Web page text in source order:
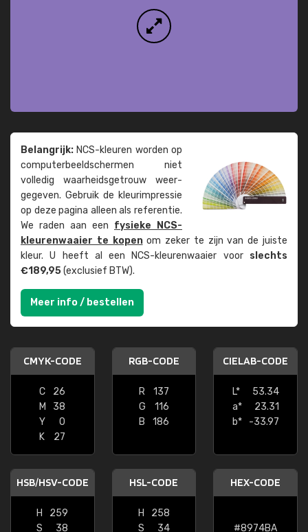
Belangrijk: NCS-kleuren worden op
computer­beeld­schermen niet
volledig waarheids­­getrouw weer­
gegeven. Gebruik de kleur­impressie
op deze pagina alleen als referentie.
We raden aan een fysieke NCS-
kleuren­waaier te kopenom zeker te zijn van de juiste
kleur. U heeft al een NCS-kleuren­waaier voor slechts
€189,95(exclusief BTW).
Meer info / bestellen
CMYK-CODE
C
26
M
38
Y
0
K
27
RGB-CODE
R
137
G
116
B
186
CIELAB-CODE
L*
53.34
a*
23.31
b*
-33.97
HSB/HSV-CODE
H
259
S
38
HSL-CODE
H
258
S
34
HEX-CODE
#8974BA